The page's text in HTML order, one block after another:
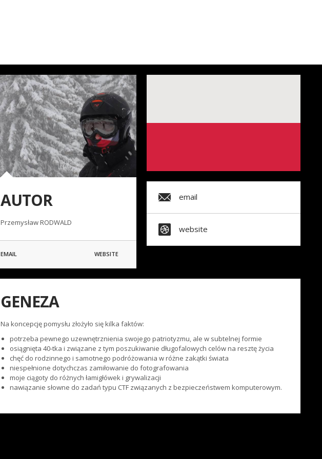
AUTOR
Przemysław RODWALD
EMAIL WEBSITE
email
website
GENEZA
Na koncepcję pomysłu złożyło się kilka faktów:
potrzeba pewnego uzewnętrznienia swojego patriotyzmu, ale w subtelnej formie
osiągnięta 40-tka i związane z tym poszukiwanie długofalowych celów na resztę życia
chęć do rodzinnego i samotnego podróżowania w różne zakątki świata
niespełnione dotychczas zamiłowanie do fotografowania
moje ciągoty do różnych łamigłówek i grywalizacji
nawiązanie słowne do zadań typu CTF związanych z bezpieczeństwem komputerowym.